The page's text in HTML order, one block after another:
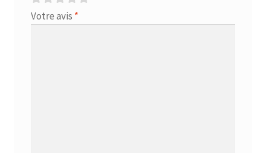
Votre avis *